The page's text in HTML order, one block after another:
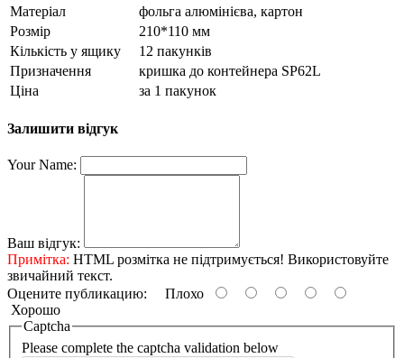
Матеріал
фольга алюмінієва, картон
Розмір
210*110 мм
Кількість у ящику
12 пакунків
Призначення
кришка до контейнера SP62L
Ціна
за 1 пакунок
Залишити відгук
Your Name:
Ваш відгук:
Примітка: HTML розмітка не підтримується! Використовуйте
звичайний текст.
Оцените публикацию:
Плохо
Хорошо
Captcha
Please complete the captcha validation below